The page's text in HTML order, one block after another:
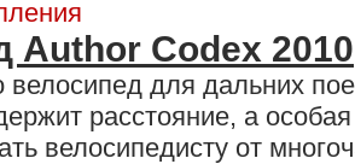
Author Codex 2010
велосипед для дальних
расстояние, а
велосипедисту от